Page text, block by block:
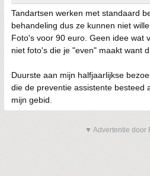
Tandartsen werken met standaard
behandeling dus ze kunnen niet
Foto's voor 90 euro. Geen idee wat
niet foto's die je "even" maakt want
Duurste aan mijn halfjaarlijkse
die de preventie assistente besteed
mijn gebid.
▼ Advertentie door